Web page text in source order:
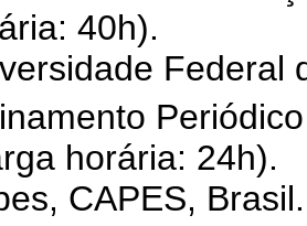
40h).
Federal
horária: 24h).
CAPES, Brasil.